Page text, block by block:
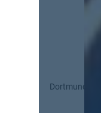
Dortmund